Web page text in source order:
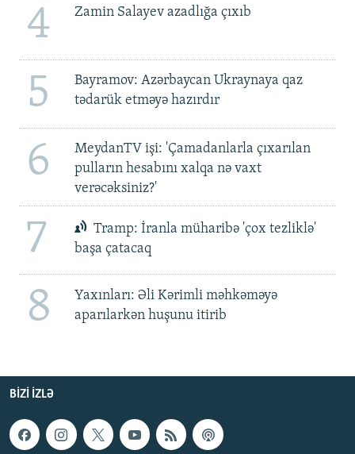
4 Zamin Salayev azadlığa çıxıb
5
Bayramov: Azərbaycan Ukraynaya qaz
tədarük etməyə hazırdır
6
MeydanTV işi: 'Çamadanlarla çıxarılan
pulların hesabını xalqa nə vaxt
verəcəksiniz?'
7
Tramp: İranla müharibə 'çox tezliklə'
başa çatacaq
8
Yaxınları: Əli Kərimli məhkəməyə
aparılarkən huşunu itirib
BIZI IZLƏ